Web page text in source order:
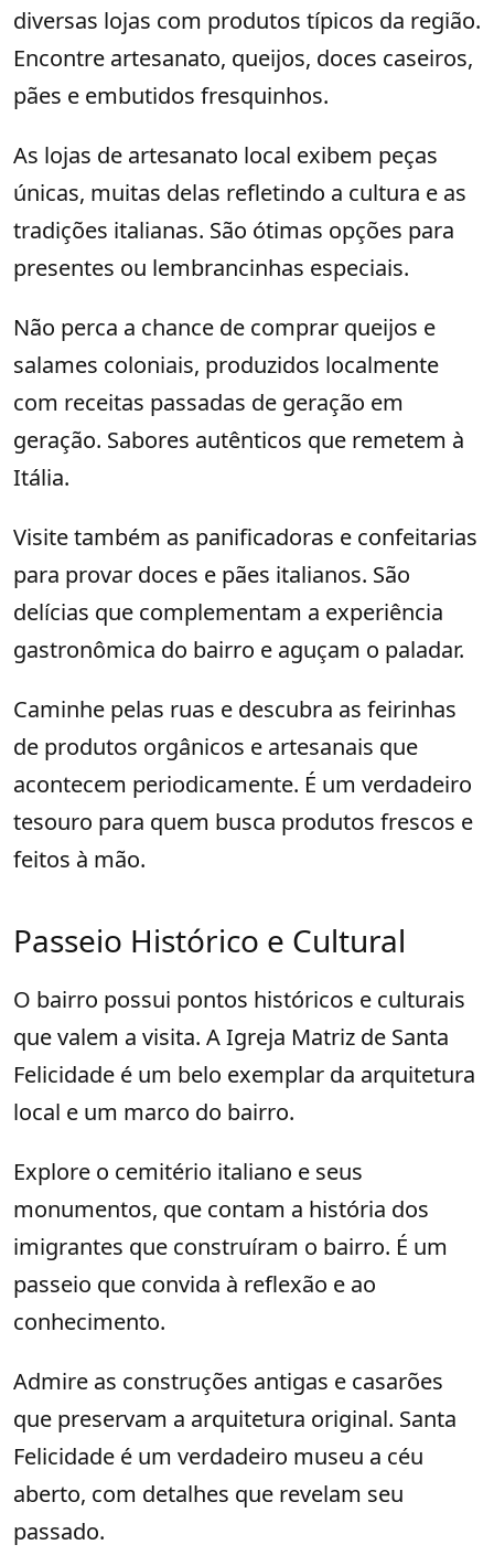
diversas lojas com produtos típicos da região.
Encontre artesanato, queijos, doces caseiros,
pães e embutidos fresquinhos.
As lojas de artesanato local exibem peças
únicas, muitas delas refletindo a cultura e as
tradições italianas. São ótimas opções para
presentes ou lembrancinhas especiais.
Não perca a chance de comprar queijos e
salames coloniais, produzidos localmente
com receitas passadas de geração em
geração. Sabores autênticos que remetem à
Itália.
Visite também as panificadoras e confeitarias
para provar doces e pães italianos. São
delícias que complementam a experiência
gastronômica do bairro e aguçam o paladar.
Caminhe pelas ruas e descubra as feirinhas
de produtos orgânicos e artesanais que
acontecem periodicamente. É um verdadeiro
tesouro para quem busca produtos frescos e
feitos à mão.
Passeio Histórico e Cultural
O bairro possui pontos históricos e culturais
que valem a visita. A Igreja Matriz de Santa
Felicidade é um belo exemplar da arquitetura
local e um marco do bairro.
Explore o cemitério italiano e seus
monumentos, que contam a história dos
imigrantes que construíram o bairro. É um
passeio que convida à reflexão e ao
conhecimento.
Admire as construções antigas e casarões
que preservam a arquitetura original. Santa
Felicidade é um verdadeiro museu a céu
aberto, com detalhes que revelam seu
passado.